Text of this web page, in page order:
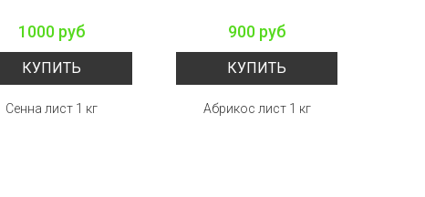
1000 руб
КУПИТЬ
Сенна лист 1 кг
900 руб
КУПИТЬ
Абрикос лист 1 кг